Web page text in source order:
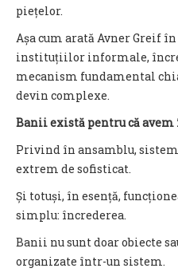
piețelor.
Așa cum arată Avner Greif
instituțiilor informale,
mecanism fundamental
devin complexe.
Banii există pentru că
Privind în ansamblu,
extrem de sofisticat.
Și totuși, în esență,
simplu: încrederea.
Banii nu sunt doar obiecte
organizate într-un sistem.